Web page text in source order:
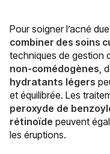
Pour soigner l’acné
combiner des soins
techniques de gestion
non-comédogènes ,
hydratants légers
et équilibrée. Les
peroxyde de
rétinoïde peuvent
les éruptions.